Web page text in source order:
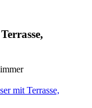
mit Terrasse,